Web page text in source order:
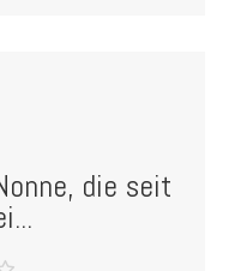
die seit